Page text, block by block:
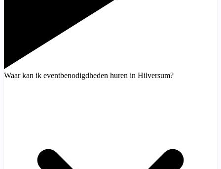
Waar kan ik eventbenodigdheden huren in Hilversum?